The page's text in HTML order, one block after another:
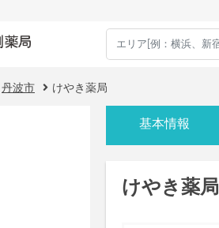
丹波市 けやき薬局
基本情報
けやき薬局